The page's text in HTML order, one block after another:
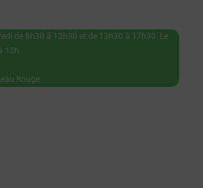
de 8h30 à 12h30 et de 13h30 à 17h30. Le
12h.
Rouge